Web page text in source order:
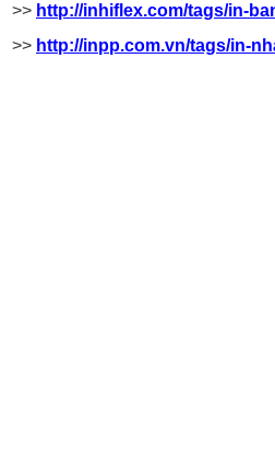
>> http://inhiflex.com/tags/in-
>> http://inpp.com.vn/tags/in-